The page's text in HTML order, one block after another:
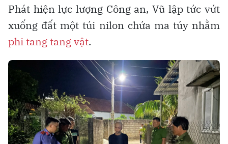
Phát hiện lực lượng Công an, Vũ lập tức vứt
xuống đất một túi nilon chứa ma túy nhằm
phi tang tang vật.